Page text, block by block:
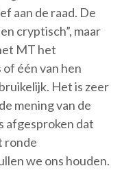
aan de raad. De
cryptisch”, maar
MT het
één van hen
Het is zeer
mening van de
afgesproken dat
ronde
we ons houden.